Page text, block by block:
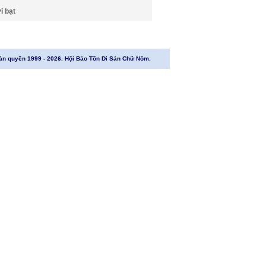
bạt
quyền 1999 - 2026. Hội Bảo Tồn Di Sản Chữ Nôm.